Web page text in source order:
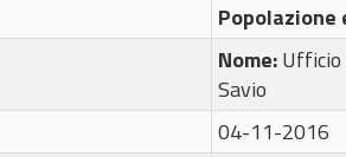
Popolazione
Nome:Ufficio
Savio
04-11-2016